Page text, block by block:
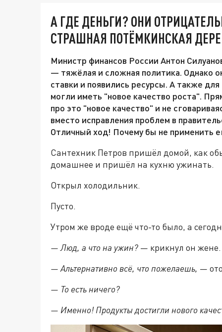
А ГДЕ ДЕНЬГИ? ОНИ
СТРАШНАЯ ПОТЁМКИНСКАЯ
Министр финансов России Антон
— тяжёлая и сложная политика. Однако
ставки и появились ресурсы. А также
могли иметь "новое качество роста".
про это "новое качество" и не
вместо исправления проблем в
Отличный ход! Почему бы не применить
Сантехник Петров пришёл домой, как
домашнее и пришёл на кухню ужинать.
Открыл холодильник.
Пусто.
Утром же вроде ещё что-то было, а
— Люд, а что на ужин? — крикнул он жене.
— Альтернативно всё, что пожелаешь, —
— То есть ничего?
— Именно! Продукты достигли нового